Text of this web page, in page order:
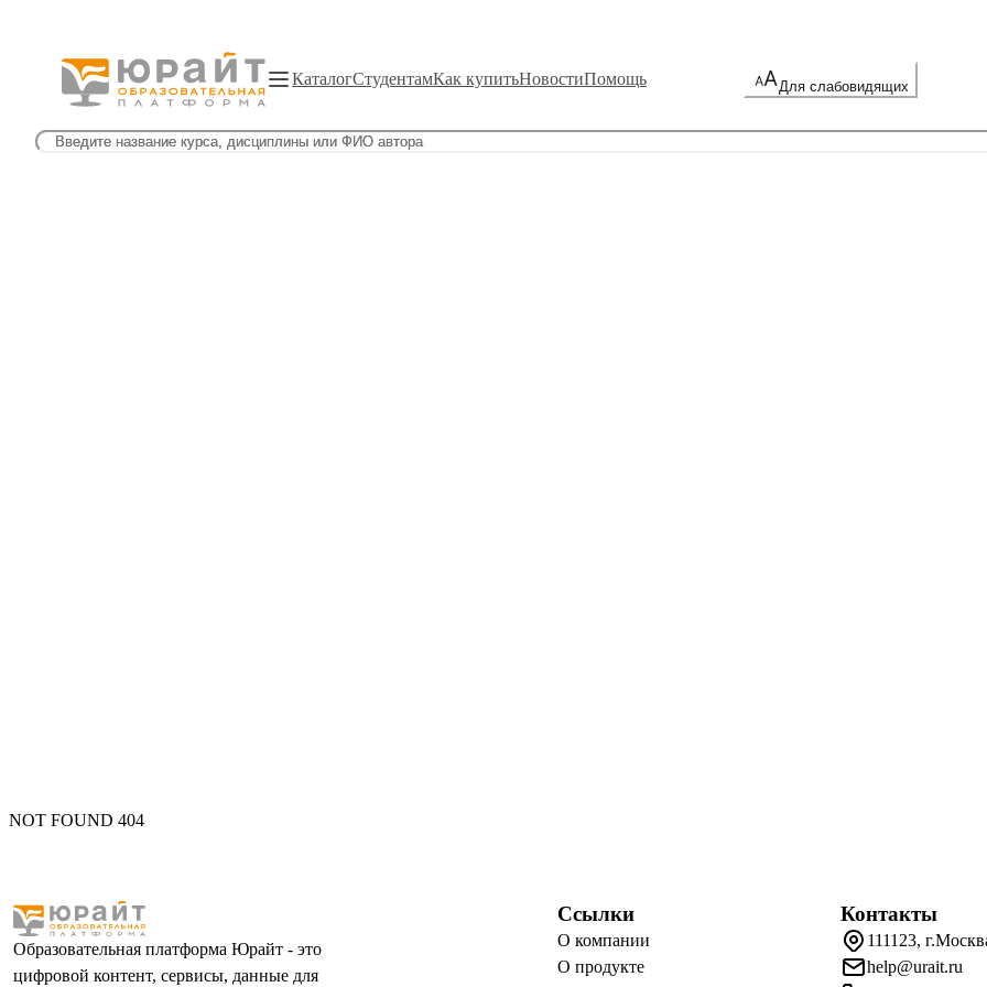
КаталогСтудентамКак купитьНовостиПомощь Для слабовидящих
NOT FOUND 404
Образовательная платформа Юрайт - это
цифровой контент, сервисы, данные для
Ссылки
О компании
О продукте
Контакты
111123,
help@urait.ru